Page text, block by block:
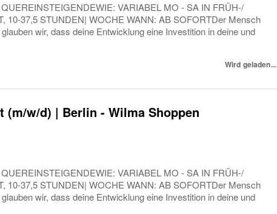
VARIABEL MO - SA IN FRÜH-/
10-37,5 STUNDEN| WOCHE WANN: AB SOFORTDer Mensch
wir, dass deine Entwicklung eine Investition in deine und
Wird geladen...
(m/w/d) | Berlin - Wilma Shoppen
VARIABEL MO - SA IN FRÜH-/
10-37,5 STUNDEN| WOCHE WANN: AB SOFORTDer Mensch
wir, dass deine Entwicklung eine Investition in deine und